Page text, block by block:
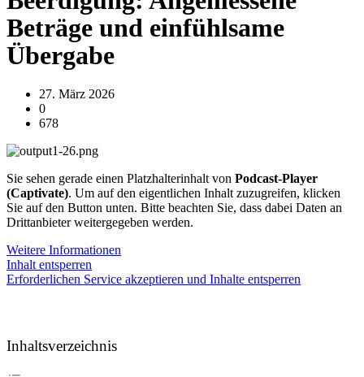
Beträge und einfühlsame
Übergabe
27. März 2026
0
678
Sie sehen gerade einen Platzhalterinhalt von Podcast-Player
(Captivate). Um auf den eigentlichen Inhalt zuzugreifen, klicken
Sie auf den Button unten. Bitte beachten Sie, dass dabei Daten an
Drittanbieter weitergegeben werden.
Weitere Informationen
Inhalt entsperren
Erforderlichen Service akzeptieren und Inhalte entsperren
Inhaltsverzeichnis